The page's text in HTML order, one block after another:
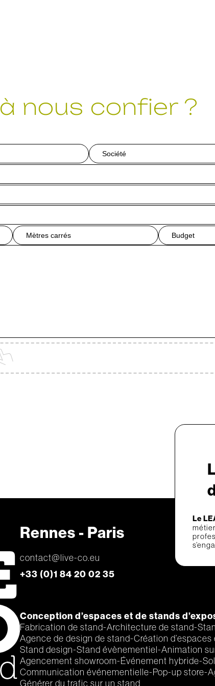
à nous confier ?
Le
Rennes - Paris
contact@live-co.eu
+33 (0)1 84 20 02 35
Conception d’espaces et de stands
Fabrication de stand Architecture de stand
Agence de design de stand Création
Stand design Stand évènementiel Animation
Agencement showroom Événement hybride
Communication événementielle Pop-up store
Générer du trafic sur un stand